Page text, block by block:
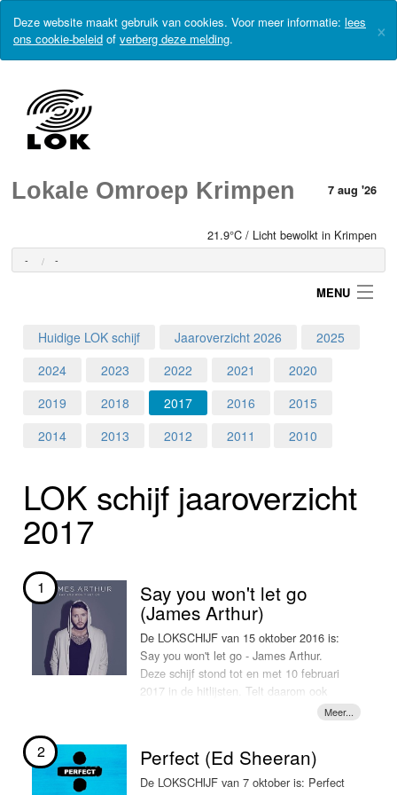
Deze website maakt gebruik van cookies. Voor meer informatie: lees
ons cookie-beleid of verberg deze melding. ×
Lokale Omroep Krimpen 7 aug '26
21.9°C / Licht bewolkt in Krimpen
- -
MENU
Home
Programma's
Nieuws
Foto's
Video
Webcam
Info
Huidige LOK schijf Jaaroverzicht 2026
2025
2024
2023 2022 2021
2020
2019
2018 2017 2016
2015
2014
2013 2012 2011 2010
LOK schijf jaar­over­zicht
2017
1 Say you won't let go
(James Arthur)
De LOKSCHIJF van 15 oktober 2016 is:
Say you won't let go - James Arthur.
Deze schijf stond tot en met 10 februari
2017 in de hitlijsten. Telt daarom ook
nog mee voor het LOKschijf hitoverzicht
2017!!
2 Perfect (Ed Sheeran)
De LOKSCHIJF van 7 oktober is: Perfect